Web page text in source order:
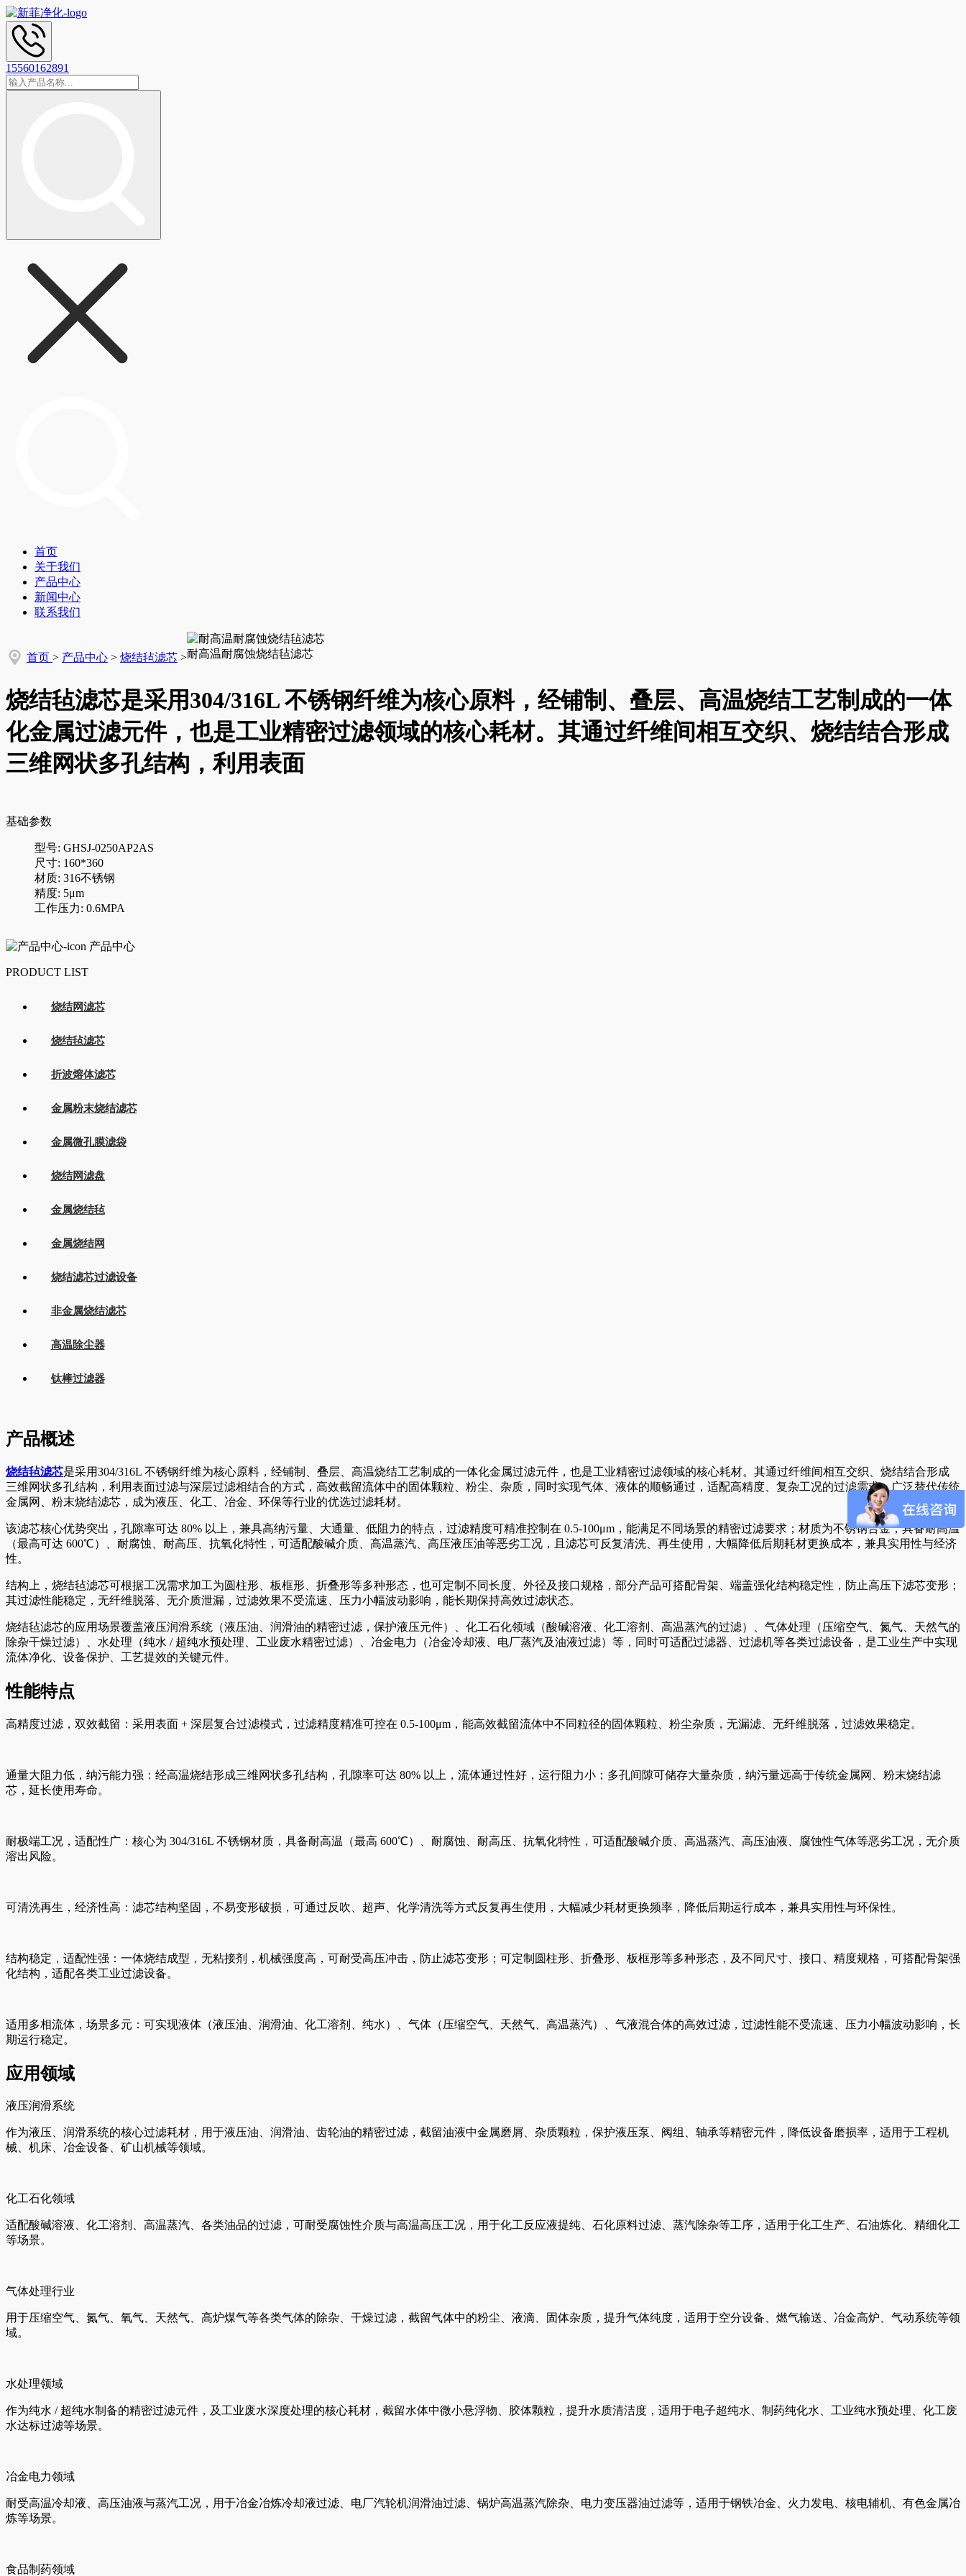
15560162891
首页
关于我们
产品中心
新闻中心
联系我们
首页 > 产品中心 > 烧结毡滤芯 >耐高温耐腐蚀烧结毡滤芯
烧结毡滤芯是采用304/316L 不锈钢纤维为核心原料，经铺制、叠层、高温烧结工艺制成的一体
化金属过滤元件，也是工业精密过滤领域的核心耗材。其通过纤维间相互交织、烧结结合形成
三维网状多孔结构，利用表面
基础参数
型号: GHSJ-0250AP2AS
尺寸: 160*360
材质: 316不锈钢
精度: 5μm
工作压力: 0.6MPA
产品中心
PRODUCT LIST
烧结网滤芯
烧结毡滤芯
折波熔体滤芯
金属粉末烧结滤芯
金属微孔膜滤袋
烧结网滤盘
金属烧结毡
金属烧结网
烧结滤芯过滤设备
非金属烧结滤芯
高温除尘器
钛棒过滤器
产品概述
烧结毡滤芯是采用304/316L 不锈钢纤维为核心原料，经铺制、叠层、高温烧结工艺制成的一体化金属过滤元件，也是工业精密过滤领域的核心耗材。其通过纤维间相互交织、烧结结合形成
三维网状多孔结构，利用表面过滤与深层过滤相结合的方式，高效截留流体中的固体颗粒、粉尘、杂质，同时实现气体、液体的顺畅通过，适配高精度、复杂工况的过滤需求，广泛替代传统
金属网、粉末烧结滤芯，成为液压、化工、冶金、环保等行业的优选过滤耗材。
该滤芯核心优势突出，孔隙率可达 80% 以上，兼具高纳污量、大通量、低阻力的特点，过滤精度可精准控制在 0.5-100μm，能满足不同场景的精密过滤要求；材质为不锈钢合金，具备耐高温
（最高可达 600℃）、耐腐蚀、耐高压、抗氧化特性，可适配酸碱介质、高温蒸汽、高压液压油等恶劣工况，且滤芯可反复清洗、再生使用，大幅降低后期耗材更换成本，兼具实用性与经济
性。
结构上，烧结毡滤芯可根据工况需求加工为圆柱形、板框形、折叠形等多种形态，也可定制不同长度、外径及接口规格，部分产品可搭配骨架、端盖强化结构稳定性，防止高压下滤芯变形；
其过滤性能稳定，无纤维脱落、无介质泄漏，过滤效果不受流速、压力小幅波动影响，能长期保持高效过滤状态。
烧结毡滤芯的应用场景覆盖液压润滑系统（液压油、润滑油的精密过滤，保护液压元件）、化工石化领域（酸碱溶液、化工溶剂、高温蒸汽的过滤）、气体处理（压缩空气、氮气、天然气的
除杂干燥过滤）、水处理（纯水 / 超纯水预处理、工业废水精密过滤）、冶金电力（冶金冷却液、电厂蒸汽及油液过滤）等，同时可适配过滤器、过滤机等各类过滤设备，是工业生产中实现
流体净化、设备保护、工艺提效的关键元件。
性能特点
高精度过滤，双效截留：采用表面 + 深层复合过滤模式，过滤精度精准可控在 0.5-100μm，能高效截留流体中不同粒径的固体颗粒、粉尘杂质，无漏滤、无纤维脱落，过滤效果稳定。
通量大阻力低，纳污能力强：经高温烧结形成三维网状多孔结构，孔隙率可达 80% 以上，流体通过性好，运行阻力小；多孔间隙可储存大量杂质，纳污量远高于传统金属网、粉末烧结滤
芯，延长使用寿命。
耐极端工况，适配性广：核心为 304/316L 不锈钢材质，具备耐高温（最高 600℃）、耐腐蚀、耐高压、抗氧化特性，可适配酸碱介质、高温蒸汽、高压油液、腐蚀性气体等恶劣工况，无介质
溶出风险。
可清洗再生，经济性高：滤芯结构坚固，不易变形破损，可通过反吹、超声、化学清洗等方式反复再生使用，大幅减少耗材更换频率，降低后期运行成本，兼具实用性与环保性。
结构稳定，适配性强：一体烧结成型，无粘接剂，机械强度高，可耐受高压冲击，防止滤芯变形；可定制圆柱形、折叠形、板框形等多种形态，及不同尺寸、接口、精度规格，可搭配骨架强
化结构，适配各类工业过滤设备。
适用多相流体，场景多元：可实现液体（液压油、润滑油、化工溶剂、纯水）、气体（压缩空气、天然气、高温蒸汽）、气液混合体的高效过滤，过滤性能不受流速、压力小幅波动影响，长
期运行稳定。
应用领域
液压润滑系统
作为液压、润滑系统的核心过滤耗材，用于液压油、润滑油、齿轮油的精密过滤，截留油液中金属磨屑、杂质颗粒，保护液压泵、阀组、轴承等精密元件，降低设备磨损率，适用于工程机
械、机床、冶金设备、矿山机械等领域。
化工石化领域
适配酸碱溶液、化工溶剂、高温蒸汽、各类油品的过滤，可耐受腐蚀性介质与高温高压工况，用于化工反应液提纯、石化原料过滤、蒸汽除杂等工序，适用于化工生产、石油炼化、精细化工
等场景。
气体处理行业
用于压缩空气、氮气、氧气、天然气、高炉煤气等各类气体的除杂、干燥过滤，截留气体中的粉尘、液滴、固体杂质，提升气体纯度，适用于空分设备、燃气输送、冶金高炉、气动系统等领
域。
水处理领域
作为纯水 / 超纯水制备的精密过滤元件，及工业废水深度处理的核心耗材，截留水体中微小悬浮物、胶体颗粒，提升水质清洁度，适用于电子超纯水、制药纯化水、工业纯水预处理、化工废
水达标过滤等场景。
冶金电力领域
耐受高温冷却液、高压油液与蒸汽工况，用于冶金冶炼冷却液过滤、电厂汽轮机润滑油过滤、锅炉高温蒸汽除杂、电力变压器油过滤等，适用于钢铁冶金、火力发电、核电辅机、有色金属冶
炼等场景。
食品制药领域